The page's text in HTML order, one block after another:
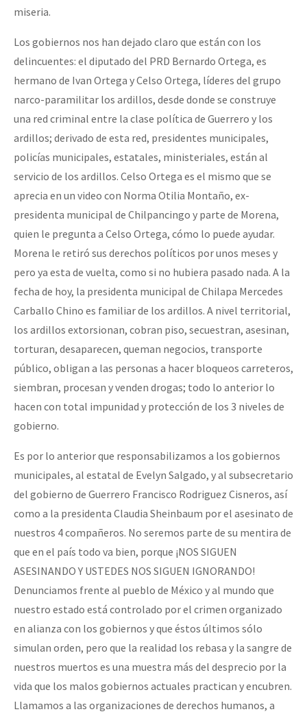
miseria.
Los gobiernos nos han dejado claro que están con los
delincuentes: el diputado del PRD Bernardo Ortega, es
hermano de Ivan Ortega y Celso Ortega, líderes del grupo
narco-paramilitar los ardillos, desde donde se construye
una red criminal entre la clase política de Guerrero y los
ardillos; derivado de esta red, presidentes municipales,
policías municipales, estatales, ministeriales, están al
servicio de los ardillos. Celso Ortega es el mismo que se
aprecia en un video con Norma Otilia Montaño, ex-
presidenta municipal de Chilpancingo y parte de Morena,
quien le pregunta a Celso Ortega, cómo lo puede ayudar.
Morena le retiró sus derechos políticos por unos meses y
pero ya esta de vuelta, como si no hubiera pasado nada. A la
fecha de hoy, la presidenta municipal de Chilapa Mercedes
Carballo Chino es familiar de los ardillos. A nivel territorial,
los ardillos extorsionan, cobran piso, secuestran, asesinan,
torturan, desaparecen, queman negocios, transporte
público, obligan a las personas a hacer bloqueos carreteros,
siembran, procesan y venden drogas; todo lo anterior lo
hacen con total impunidad y protección de los 3 niveles de
gobierno.
Es por lo anterior que responsabilizamos a los gobiernos
municipales, al estatal de Evelyn Salgado, y al subsecretario
del gobierno de Guerrero Francisco Rodriguez Cisneros, así
como a la presidenta Claudia Sheinbaum por el asesinato de
nuestros 4 compañeros. No seremos parte de su mentira de
que en el país todo va bien, porque ¡NOS SIGUEN
ASESINANDO Y USTEDES NOS SIGUEN IGNORANDO!
Denunciamos frente al pueblo de México y al mundo que
nuestro estado está controlado por el crimen organizado
en alianza con los gobiernos y que éstos últimos sólo
simulan orden, pero que la realidad los rebasa y la sangre de
nuestros muertos es una muestra más del desprecio por la
vida que los malos gobiernos actuales practican y encubren.
Llamamos a las organizaciones de derechos humanos, a